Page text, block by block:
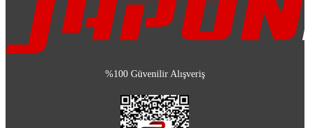
%100 Güvenilir Alışveriş